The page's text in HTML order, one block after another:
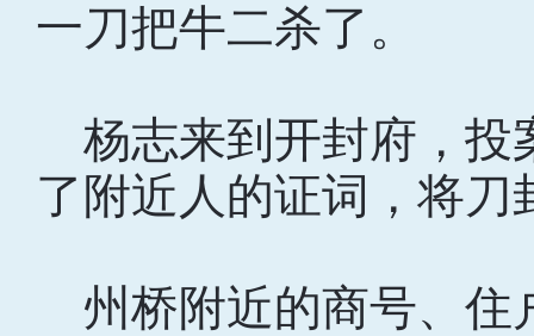
一刀把牛二杀了。
杨志来到开封府，投
了附近人的证词，将
州桥附近的商号、住